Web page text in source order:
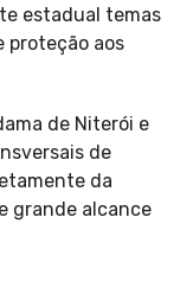
estadual temas
proteção aos
de Niterói e
de
da
grande alcance